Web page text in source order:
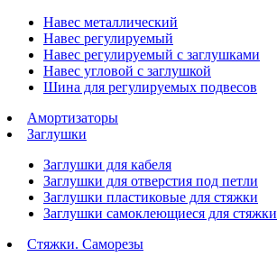
Навес металлический
Навес регулируемый
Навес регулируемый с заглушками
Навес угловой с заглушкой
Шина для регулируемых подвесов
Амортизаторы
Заглушки
Заглушки для кабеля
Заглушки для отверстия под петли
Заглушки пластиковые для стяжки
Заглушки самоклеющиеся для стяжки
Стяжки. Саморезы